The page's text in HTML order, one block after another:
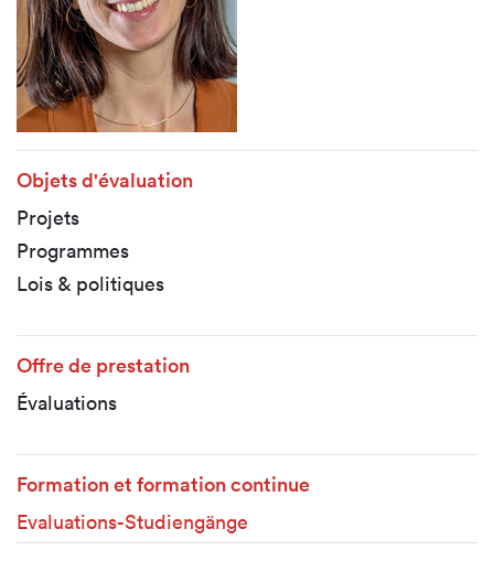
Objets d'évaluation
Projets
Programmes
Lois & politiques
Offre de prestation
Évaluations
Formation et formation continue
Evaluations-Studiengänge